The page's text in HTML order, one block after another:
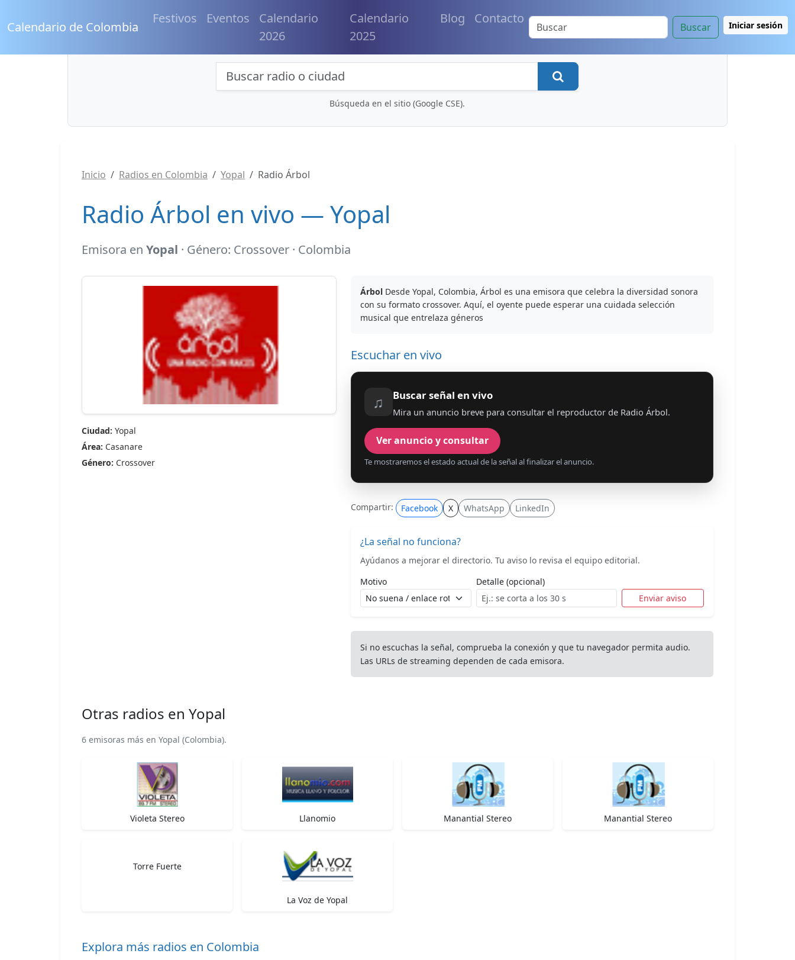
Calendario de Colombia
Festivos Eventos
Calendario
2026
Calendario
2025
Blog Contacto
Buscar Iniciar sesión
Búsqueda de radios y contenidos
Búsqueda en el sitio (Google CSE).
Inicio Radios en Colombia Yopal Radio Árbol
Radio Árbol en vivo — Yopal
Emisora en Yopal · Género: Crossover · Colombia
Ciudad: Yopal
Área: Casanare
Género: Crossover
Árbol Desde Yopal, Colombia, Árbol es una emisora que celebra la diversidad sonora
con su formato crossover. Aquí, el oyente puede esperar una cuidada selección
musical que entrelaza géneros
Escuchar en vivo
♫ Buscar señal en vivo
Mira un anuncio breve para consultar el reproductor de Radio Árbol.
Ver anuncio y consultar
Te mostraremos el estado actual de la señal al finalizar el anuncio.
Compartir: Facebook X WhatsApp LinkedIn
¿La señal no funciona?
Ayúdanos a mejorar el directorio. Tu aviso lo revisa el equipo editorial.
Motivo
Detalle (opcional)
Enviar aviso
Si no escuchas la señal, comprueba la conexión y que tu navegador permita audio.
Las URLs de streaming dependen de cada emisora.
Otras radios en Yopal
6 emisoras más en Yopal (Colombia).
Violeta Stereo Llanomio Manantial Stereo Manantial Stereo
Torre Fuerte
La Voz de Yopal
Explora más radios en Colombia